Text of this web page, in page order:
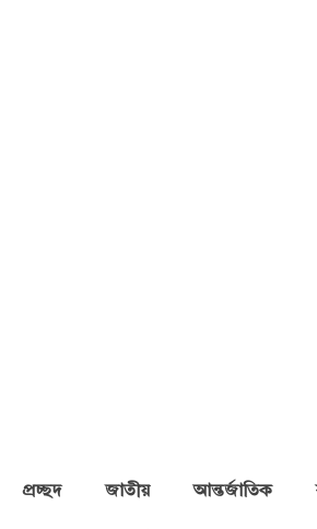
প্রচ্ছদ জাতীয় আন্তর্জাতিক